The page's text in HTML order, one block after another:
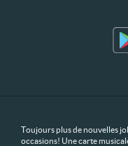
Toujours plus de nouvelles
occasions! Une carte